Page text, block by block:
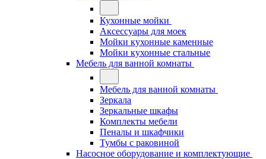
Кухонные мойки
Аксессуары для моек
Мойки кухонные каменные
Мойки кухонные стальные
Мебель для ванной комнаты
Мебель для ванной комнаты
Зеркала
Зеркальные шкафы
Комплекты мебели
Пеналы и шкафчики
Тумбы с раковиной
Насосное оборудование и комплектующие